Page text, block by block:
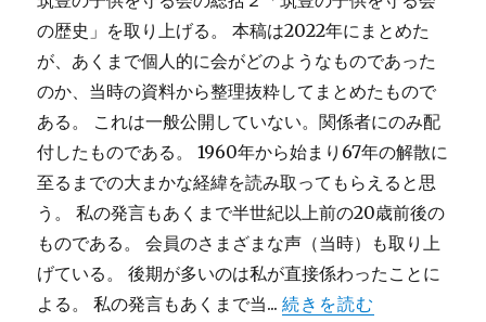
の歴史」を取り上げる。 本稿は2022年にまとめた
が、あくまで個人的に会がどのようなものであった
のか、当時の資料から整理抜粋してまとめたもので
ある。 これは一般公開していない。関係者にのみ配
付したものである。 1960年から始まり67年の解散に
至るまでの大まかな経緯を読み取ってもらえると思
う。 私の発言もあくまで半世紀以上前の20歳前後の
ものである。 会員のさまざまな声（当時）も取り上
げている。 後期が多いのは私が直接係わったことに
よる。 私の発言もあくまで当...続きを読む